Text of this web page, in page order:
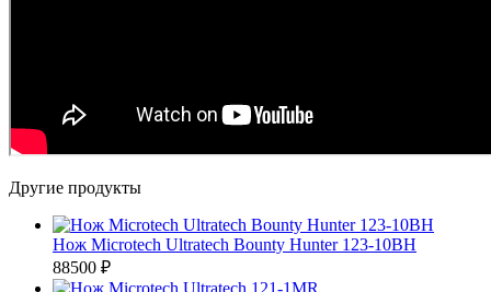
Другие продукты
Нож Microtech Ultratech Bounty Hunter 123-10BH
88500 ₽